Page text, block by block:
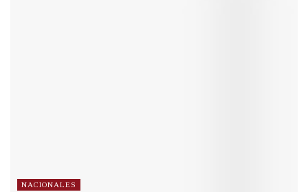
NACIONALES